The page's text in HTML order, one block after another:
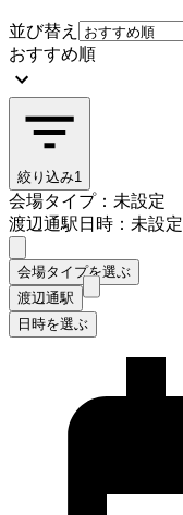
並び替え
おすすめ順
絞り込み1
会場タイプ：未設定
渡辺通駅日時：未設定
会場タイプを選ぶ
渡辺通駅
日時を選ぶ